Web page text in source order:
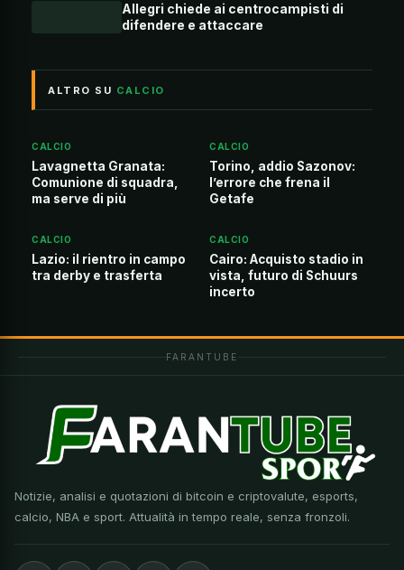
Allegri chiede ai centrocampisti di
difendere e attaccare
ALTRO SU CALCIO
CALCIO
Lavagnetta Granata:
Comunione di squadra,
ma serve di più
CALCIO
Torino, addio Sazonov:
l’errore che frena il
Getafe
CALCIO
Lazio: il rientro in campo
tra derby e trasferta
CALCIO
Cairo: Acquisto stadio in
vista, futuro di Schuurs
incerto
FARANTUBE
Notizie, analisi e quotazioni di bitcoin e criptovalute, esports,
calcio, NBA e sport. Attualità in tempo reale, senza fronzoli.